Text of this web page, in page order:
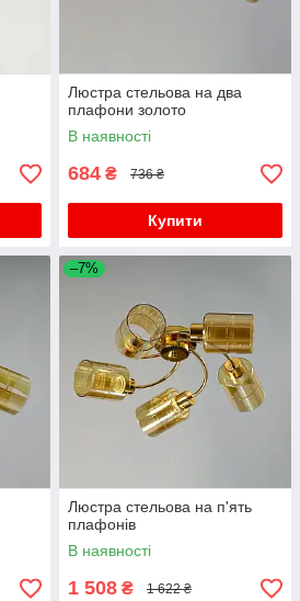
Люстра стельова на два
плафони золото
В наявності
684 ₴ 736 ₴
Купити
–7%
Люстра стельова на п'ять
плафонів
В наявності
1 508 ₴ 1 622 ₴